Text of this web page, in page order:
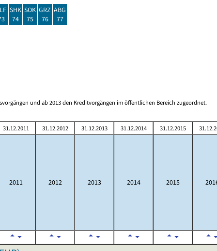
SHK
74
SOK
75
GRZ
76
ABG
77
und ab 2013 den Kreditvorgängen im öffentlichen Bereich zugeordnet.
31.12.2011 31.12.2012 31.12.2013 31.12.2014 31.12.2015
2011 2012 2013 2014 2015